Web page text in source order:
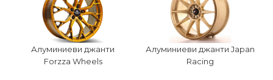
Алуминиеви джанти
Forzza Wheels
Алуминиеви джанти Japan
Racing